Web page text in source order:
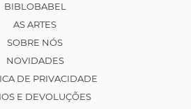
BIBLOBABEL
AS ARTES
SOBRE NÓS
NOVIDADES
DE PRIVACIDADE
E DEVOLUÇÕES